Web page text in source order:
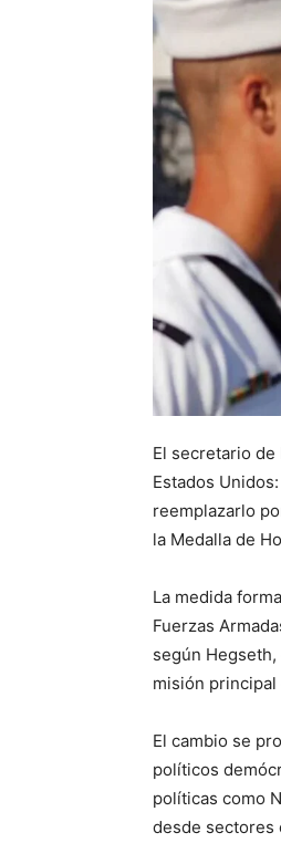
El secretario
Estados
reemplazarlo
la Medalla de
La medida
Fuerzas
según
misión principal
El cambio se
políticos
políticas como
desde sectores